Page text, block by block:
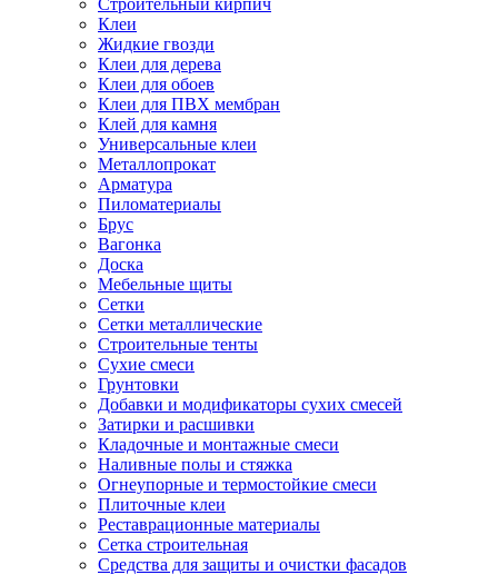
Клеи
Жидкие гвозди
Клеи для дерева
Клеи для обоев
Клеи для ПВХ мембран
Клей для камня
Универсальные клеи
Металлопрокат
Арматура
Пиломатериалы
Брус
Вагонка
Доска
Мебельные щиты
Сетки
Сетки металлические
Строительные тенты
Сухие смеси
Грунтовки
Добавки и модификаторы сухих смесей
Затирки и расшивки
Кладочные и монтажные смеси
Наливные полы и стяжка
Огнеупорные и термостойкие смеси
Плиточные клеи
Реставрационные материалы
Сетка строительная
Средства для защиты и очистки фасадов